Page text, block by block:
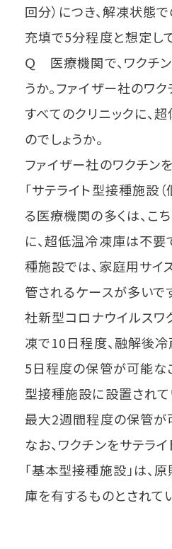
回分）につき、解凍状態
充填で5分程度と想定し
Ｑ 医療機関で、ワクチ
うか。ファイザー社のワ
すべてのクリニックに、
のでしょうか。
ファイザー社のワクチン
「サテライト型接種施設
る医療機関の多くは、こち
に、超低温冷凍庫は不要
種施設では、家庭用サイ
管されるケースが多いで
社新型コロナウイルスワ
凍で10日程度、融解後
5日程度の保管が可能な
型接種施設に設置されて
最大2週間程度の保管が
なお、ワクチンをサテラ
「基本型接種施設」は、
庫を有するものとされて